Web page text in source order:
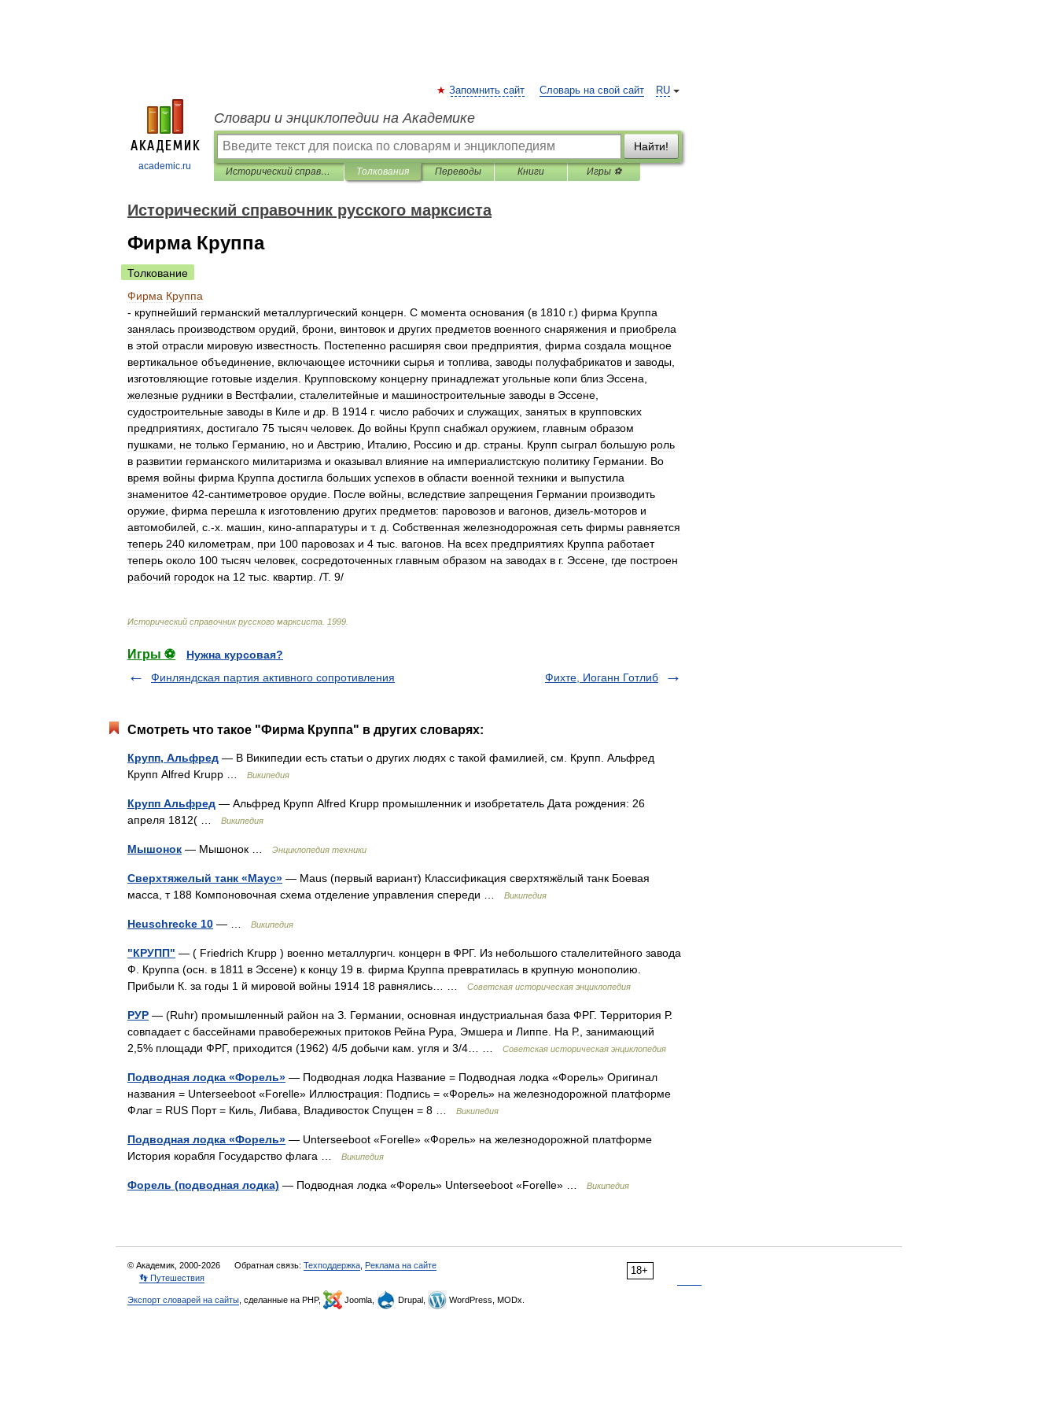
academic.ru
RU
Запомнить сайт Словарь на свой сайт
Словари и энциклопедии на Академике
Найти!
Исторический справочник русского марксиста Толкования Переводы Книги Игры ⚽
Исторический справочник русского марксиста
Фирма Круппа
Толкование
Фирма Круппа
- крупнейший германский металлургический концерн С момента основания (в 1810 г.) фирма Круппа
занялась производством орудий брони винтовок и других предметов военного снаряжения и приобрела
в этой отрасли мировую известность Постепенно расширяя свои предприятия фирма создала мощное
вертикальное объединение включающее источники сырья и топлива заводы полуфабрикатов и заводы
изготовляющие готовые изделия Крупповскому концерну принадлежат угольные копи близ Эссена
железные рудники в Вестфалии сталелитейные и машиностроительные заводы в Эссене
судостроительные заводы в Киле и др В 1914 г. число рабочих и служащих занятых в крупповских
предприятиях достигало 75 тысяч человек До войны Крупп снабжал оружием главным образом
пушками
не только Германию но и Австрию Италию Россию и др страны Крупп сыграл большую роль
в развитии германского милитаризма и оказывал влияние на империалистскую политику Германии
Во
время войны фирма Круппа достигла больших успехов в области военной техники и выпустила
знаменитое 42-сантиметровое орудие После войны вследствие запрещения Германии производить
оружие фирма перешла к изготовлению других предметов: паровозов и вагонов дизель-моторов и
автомобилей с .-х машин кино-аппаратуры и т. д Собственная железнодорожная сеть фирмы равняется
теперь 240 километрам при 100 паровозах и 4 тыс вагонов На всех предприятиях Круппа работает
теперь около 100 тысяч человек сосредоточенных главным образом на заводах в г. Эссене где построен
рабочий городок на 12 тыс квартир . /Т. 9/
Исторический справочник русского марксиста 1999
Игры ⚽
Нужна курсовая?
Финляндская партия активного сопротивления
Фихте, Иоганн Готлиб
Смотреть что такое "Фирма Круппа" в других словарях:
Крупп, Альфред — В Википедии есть статьи о других людях с такой фамилией, см. Крупп. Альфред
Крупп Alfred Krupp …
Википедия
Крупп Альфред — Альфред Крупп Alfred Krupp промышленник и изобретатель Дата рождения: 26
апреля 1812( …
Википедия
Мышонок — Мышонок … Энциклопедия техники
Сверхтяжелый танк «Маус» — Maus (первый вариант) Классификация сверхтяжёлый танк Боевая
масса, т 188 Компоновочная схема отделение управления спереди …
Википедия
Heuschrecke 10 — … Википедия
"КРУПП" — ( Friedrich Krupp ) военно металлургич. концерн в ФРГ. Из небольшого сталелитейного завода
Ф. Круппа (осн. в 1811 в Эссене) к концу 19 в. фирма Круппа превратилась в крупную монополию.
Прибыли К. за годы 1 й мировой войны 1914 18 равнялись… …
Советская историческая энциклопедия
РУР — (Ruhr) промышленный район на З. Германии, основная индустриальная база ФРГ. Территория Р.
совпадает с бассейнами правобережных притоков Рейна Рура, Эмшера и Липпе. На Р., занимающий
2,5% площади ФРГ, приходится (1962) 4/5 добычи кам. угля и 3/4… …
Советская историческая энциклопедия
Подводная лодка «Форель» — Подводная лодка Название = Подводная лодка «Форель» Оригинал
названия = Unterseeboot «Forelle» Иллюстрация: Подпись = «Форель» на железнодорожной платформе
Флаг = RUS Порт = Киль, Либава, Владивосток Спущен = 8 …
Википедия
Подводная лодка «Форель» — Unterseeboot «Forelle» «Форель» на железнодорожной платформе
История корабля Государство флага …
Википедия
Форель (подводная лодка) — Подводная лодка «Форель» Unterseeboot «Forelle» … Википедия
18+
© Академик, 2000-2026 Обратная связь: Техподдержка Реклама на сайте
👣 Путешествия
Экспорт словарей на сайты , сделанные на PHP, Joomla, Drupal, WordPress, MODx.